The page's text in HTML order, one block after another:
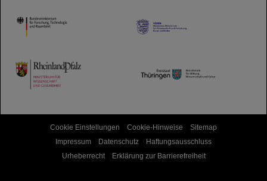
HMWK
TMWWDG
Cookie Einstellungen Cookie-Hinweise
Sitemap
Impressum
Datenschutz
Haftungsausschluss
Urheberrecht
Erklärung zur Barrierefreiheit